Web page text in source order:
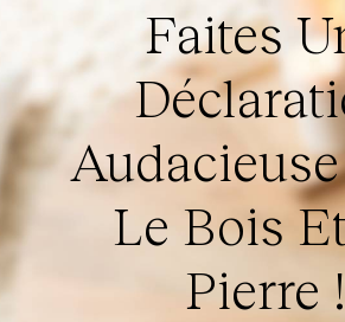
Faites
Le Bois
Pierre !